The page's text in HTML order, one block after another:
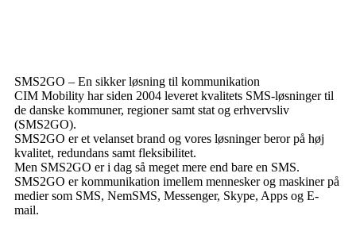
SMS2GO – En sikker løsning til kommunikation
CIM Mobility har siden 2004 leveret kvalitets SMS-løsninger til
de danske kommuner, regioner samt stat og erhvervsliv
(SMS2GO).
SMS2GO er et velanset brand og vores løsninger beror på høj
kvalitet, redundans samt fleksibilitet.
Men SMS2GO er i dag så meget mere end bare en SMS.
SMS2GO er kommunikation imellem mennesker og maskiner på
medier som SMS, NemSMS, Messenger, Skype, Apps og E-
mail.